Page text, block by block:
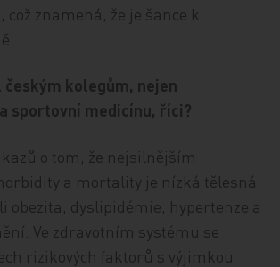
znamená, že je šance k
českým kolegům, nejen
sportovní medicínu, říci?
o tom, že nejsilnějším
a mortality je nízká tělesná
obezita, dyslipidémie, hypertenze a
Ve zdravotním systému se
rizikových faktorů s výjimkou